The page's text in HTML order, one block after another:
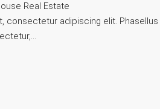
Real Estate
consectetur adipiscing elit. Phasellus